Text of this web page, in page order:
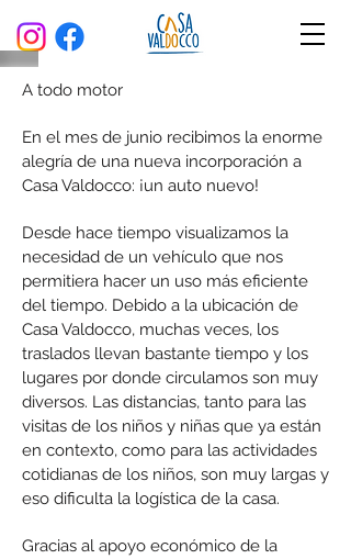
A todo motor
En el mes de junio recibimos la enorme
alegría de una nueva incorporación a
Casa Valdocco: ¡un auto nuevo!
Desde hace tiempo visualizamos la
necesidad de un vehículo que nos
permitiera hacer un uso más eficiente
del tiempo. Debido a la ubicación de
Casa Valdocco, muchas veces, los
traslados llevan bastante tiempo y los
lugares por donde circulamos son muy
diversos. Las distancias, tanto para las
visitas de los niños y niñas que ya están
en contexto, como para las actividades
cotidianas de los niños, son muy largas y
eso dificulta la logística de la casa.
Gracias al apoyo económico de la